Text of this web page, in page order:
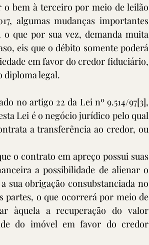
o bem à terceiro por meio de leilão
algumas mudanças importantes
que por sua vez, demanda muita
eis que o débito somente poderá
em favor do credor fiduciário,
diploma legal.
no artigo 22 da Lei nº 9.514/97[3],
Lei é o negócio jurídico pelo qual
a transferência ao credor, ou
o contrato em apreço possui suas
a possibilidade de alienar o
obrigação consubstanciada no
partes, o que ocorrerá por meio de
àquela a recuperação do valor
do imóvel em favor do credor